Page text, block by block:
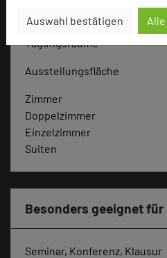
Auswahl bestätigen
Reihenbestuhlung
Tagungsräume
Ausstellungsfläche
Zimmer
Doppelzimmer
Einzelzimmer
Suiten
Besonders geeignet für
Seminar, Konferenz, Klausur